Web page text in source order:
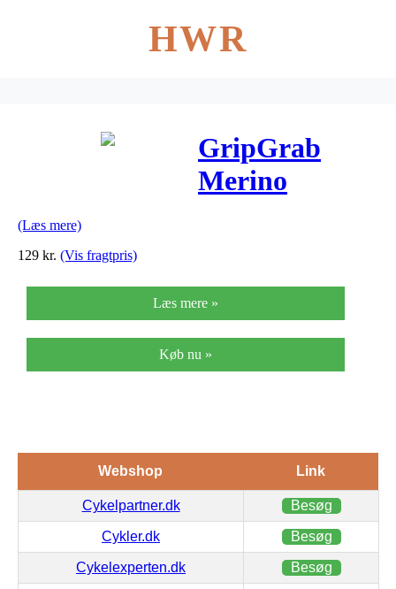
HWR
GripGrab
Merino
–
Cykelstrømpe
– Grå
(Læs mere)
129 kr. (Vis fragtpris)
Læs mere »
Køb nu »
Webshop Link
Cykelpartner.dk Besøg
Cykler.dk Besøg
Cykelexperten.dk Besøg